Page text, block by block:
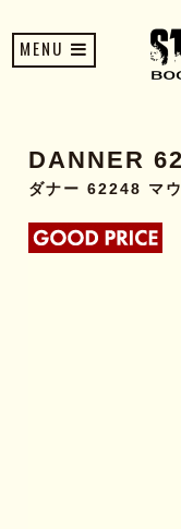
MENU
DANNER
ダナー 62248 マ